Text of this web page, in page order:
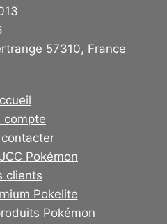
57310, France
compte
Pokémon
clients
Pokelite
Pokémon